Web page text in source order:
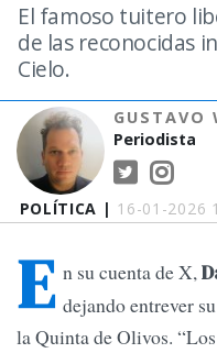
POLÍTICA | 16-01-2026
El famoso tuitero
de las reconocidas
Cielo.
GUSTAVO
Periodista
E n su cuenta de X,
dejando entrever
la Quinta de Olivos.